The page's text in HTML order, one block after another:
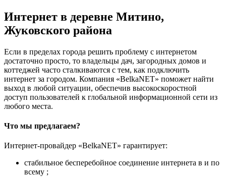
Интернет в деревне Митино,
Жуковского района
Если в пределах города решить проблему с интернетом
достаточно просто, то владельцы дач, загородных домов и
коттеджей часто сталкиваются с тем, как подключить
интернет за городом. Компания «BelkaNET» поможет найти
выход в любой ситуации, обеспечив высокоскоростной
доступ пользователей к глобальной информационной сети из
любого места.
Что мы предлагаем?
Интернет-провайдер «BelkaNET» гарантирует:
стабильное бесперебойное соединение интернета в и по
всему ;